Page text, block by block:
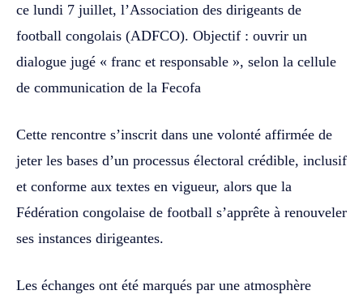
ce lundi 7 juillet, l’Association des dirigeants de
football congolais (ADFCO). Objectif : ouvrir un
dialogue jugé « franc et responsable », selon la cellule
de communication de la Fecofa
Cette rencontre s’inscrit dans une volonté affirmée de
jeter les bases d’un processus électoral crédible, inclusif
et conforme aux textes en vigueur, alors que la
Fédération congolaise de football s’apprête à renouveler
ses instances dirigeantes.
Les échanges ont été marqués par une atmosphère